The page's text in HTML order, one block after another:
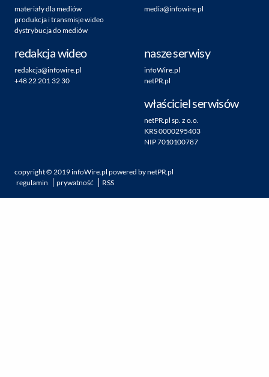
materiały dla mediów
produkcja i transmisje wideo
dystrybucja do mediów
media@infowire.pl
redakcja wideo
redakcja@infowire.pl
+48 22 201 32 30
nasze serwisy
infoWire.pl
netPR.pl
właściciel serwisów
netPR.pl sp. z o.o.
KRS 0000295403
NIP 7010100787
copyright ©2019infoWire.pl powered bynetPR.pl
regulamin
prywatność RSS